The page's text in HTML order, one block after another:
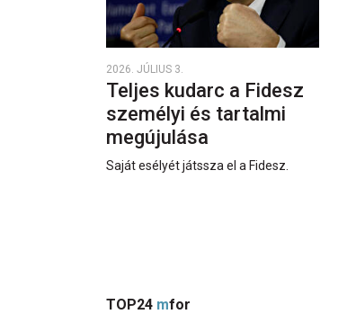
2026. JÚLIUS 3.
Teljes kudarc a Fidesz
személyi és tartalmi
megújulása
Saját esélyét játssza el a Fidesz.
TOP24 mfor